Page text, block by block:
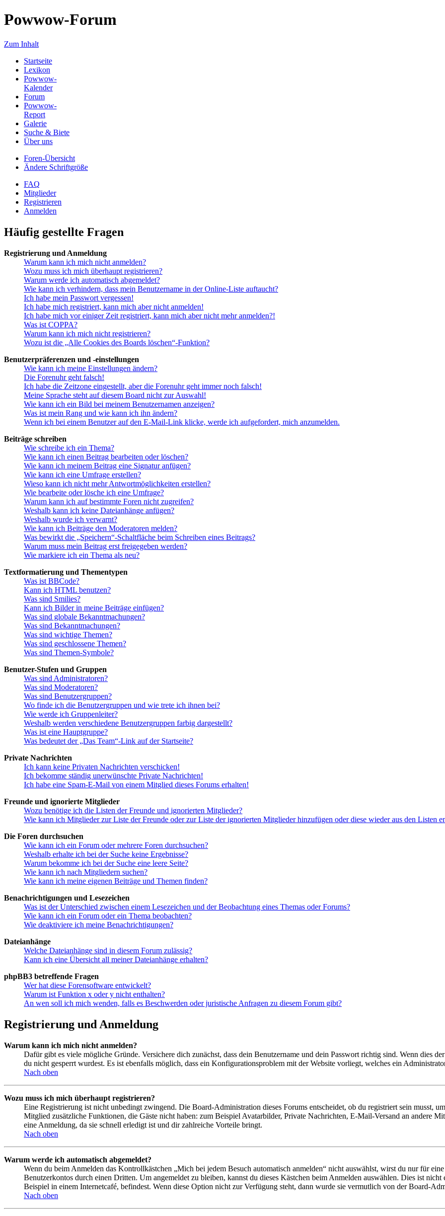
Powwow-Forum
Zum Inhalt
Startseite
Lexikon
Powwow-
Kalender
Forum
Powwow-
Report
Galerie
Suche & Biete
Über uns
Foren-Übersicht
Ändere Schriftgröße
FAQ
Mitglieder
Registrieren
Anmelden
Häufig gestellte Fragen
Registrierung und Anmeldung
Warum kann ich mich nicht anmelden?
Wozu muss ich mich überhaupt registrieren?
Warum werde ich automatisch abgemeldet?
Wie kann ich verhindern, dass mein Benutzername in der Online-Liste auftaucht?
Ich habe mein Passwort vergessen!
Ich habe mich registriert, kann mich aber nicht anmelden!
Ich habe mich vor einiger Zeit registriert, kann mich aber nicht mehr anmelden?!
Was ist COPPA?
Warum kann ich mich nicht registrieren?
Wozu ist die „Alle Cookies des Boards löschen“-Funktion?
Benutzerpräferenzen und -einstellungen
Wie kann ich meine Einstellungen ändern?
Die Forenuhr geht falsch!
Ich habe die Zeitzone eingestellt, aber die Forenuhr geht immer noch falsch!
Meine Sprache steht auf diesem Board nicht zur Auswahl!
Wie kann ich ein Bild bei meinem Benutzernamen anzeigen?
Was ist mein Rang und wie kann ich ihn ändern?
Wenn ich bei einem Benutzer auf den E-Mail-Link klicke, werde ich aufgefordert, mich anzumelden.
Beiträge schreiben
Wie schreibe ich ein Thema?
Wie kann ich einen Beitrag bearbeiten oder löschen?
Wie kann ich meinem Beitrag eine Signatur anfügen?
Wie kann ich eine Umfrage erstellen?
Wieso kann ich nicht mehr Antwortmöglichkeiten erstellen?
Wie bearbeite oder lösche ich eine Umfrage?
Warum kann ich auf bestimmte Foren nicht zugreifen?
Weshalb kann ich keine Dateianhänge anfügen?
Weshalb wurde ich verwarnt?
Wie kann ich Beiträge den Moderatoren melden?
Was bewirkt die „Speichern“-Schaltfläche beim Schreiben eines Beitrags?
Warum muss mein Beitrag erst freigegeben werden?
Wie markiere ich ein Thema als neu?
Textformatierung und Thementypen
Was ist BBCode?
Kann ich HTML benutzen?
Was sind Smilies?
Kann ich Bilder in meine Beiträge einfügen?
Was sind globale Bekanntmachungen?
Was sind Bekanntmachungen?
Was sind wichtige Themen?
Was sind geschlossene Themen?
Was sind Themen-Symbole?
Benutzer-Stufen und Gruppen
Was sind Administratoren?
Was sind Moderatoren?
Was sind Benutzergruppen?
Wo finde ich die Benutzergruppen und wie trete ich ihnen bei?
Wie werde ich Gruppenleiter?
Weshalb werden verschiedene Benutzergruppen farbig dargestellt?
Was ist eine Hauptgruppe?
Was bedeutet der „Das Team“-Link auf der Startseite?
Private Nachrichten
Ich kann keine Privaten Nachrichten verschicken!
Ich bekomme ständig unerwünschte Private Nachrichten!
Ich habe eine Spam-E-Mail von einem Mitglied dieses Forums erhalten!
Freunde und ignorierte Mitglieder
Wozu benötige ich die Listen der Freunde und ignorierten Mitglieder?
Wie kann ich Mitglieder zur Liste der Freunde oder zur Liste der ignorierten Mitglieder hinzufügen oder diese wieder aus den Listen
Die Foren durchsuchen
Wie kann ich ein Forum oder mehrere Foren durchsuchen?
Weshalb erhalte ich bei der Suche keine Ergebnisse?
Warum bekomme ich bei der Suche eine leere Seite?
Wie kann ich nach Mitgliedern suchen?
Wie kann ich meine eigenen Beiträge und Themen finden?
Benachrichtigungen und Lesezeichen
Was ist der Unterschied zwischen einem Lesezeichen und der Beobachtung eines Themas oder Forums?
Wie kann ich ein Forum oder ein Thema beobachten?
Wie deaktiviere ich meine Benachrichtigungen?
Dateianhänge
Welche Dateianhänge sind in diesem Forum zulässig?
Kann ich eine Übersicht all meiner Dateianhänge erhalten?
phpBB3 betreffende Fragen
Wer hat diese Forensoftware entwickelt?
Warum ist Funktion x oder y nicht enthalten?
An wen soll ich mich wenden, falls es Beschwerden oder juristische Anfragen zu diesem Forum gibt?
Registrierung und Anmeldung
Warum kann ich mich nicht anmelden?
Dafür gibt es viele mögliche Gründe. Versichere dich zunächst, dass dein Benutzername und dein Passwort richtig sind. Wenn dies
du nicht gesperrt wurdest. Es ist ebenfalls möglich, dass ein Konfigurationsproblem mit der Website vorliegt, welches ein
Nach oben
Wozu muss ich mich überhaupt registrieren?
Eine Registrierung ist nicht unbedingt zwingend. Die Board-Administration dieses Forums entscheidet, ob du registriert sein musst,
Mitglied zusätzliche Funktionen, die Gäste nicht haben: zum Beispiel Avatarbilder, Private Nachrichten, E-Mail-Versand an andere
eine Anmeldung, da sie schnell erledigt ist und dir zahlreiche Vorteile bringt.
Nach oben
Warum werde ich automatisch abgemeldet?
Wenn du beim Anmelden das Kontrollkästchen „Mich bei jedem Besuch automatisch anmelden“ nicht auswählst, wirst du nur für
Benutzerkontos durch einen Dritten. Um angemeldet zu bleiben, kannst du dieses Kästchen beim Anmelden auswählen. Dies ist
Beispiel in einem Internetcafé, befindest. Wenn diese Option nicht zur Verfügung steht, dann wurde sie vermutlich von der Board-
Nach oben